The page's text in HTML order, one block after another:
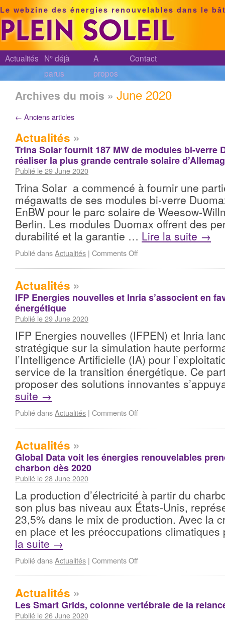
Le webzine des énergies renouvelables dans le
Actualités N° déjà
parus
A
propos
Contact
Archives du mois » June 2020
← Anciens articles
Actualités »
Trina Solar fournit 187 MW de modules bi-verre
réaliser la plus grande centrale solaire
Publié le 29 June 2020
Trina Solar a commencé à fournir une
mégawatts de ses modules bi-verre
EnBW pour le parc solaire de Weesow-
Berlin. Les modules Duomax offrent des
durabilité et la garantie … Lire la suite →
Publié dansActualités | Comments Off
Actualités »
IFP Energies nouvelles et Inria s’associent en
énergétique
Publié le 29 June 2020
IFP Energies nouvelles (IFPEN) et Inria
stratégique sur la simulation haute
l’Intelligence Artificielle (IA) pour
service de la transition énergétique. Ce
proposer des solutions innovantes
suite →
Publié dansActualités | Comments Off
Actualités »
Global Data voit les énergies renouvelables
charbon dès 2020
Publié le 28 June 2020
La production d’électricité à partir du
son plus bas niveau aux États-Unis,
23,5% dans le mix de production. Avec la
en place et les préoccupations
la suite →
Publié dansActualités | Comments Off
Actualités »
Les Smart Grids, colonne vertébrale de la
Publié le 26 June 2020